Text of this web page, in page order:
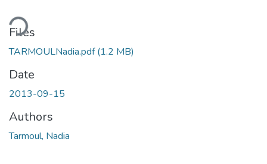
Files
TARMOULNadia.pdf(1.2 MB)
Date
2013-09-15
Authors
Tarmoul, Nadia